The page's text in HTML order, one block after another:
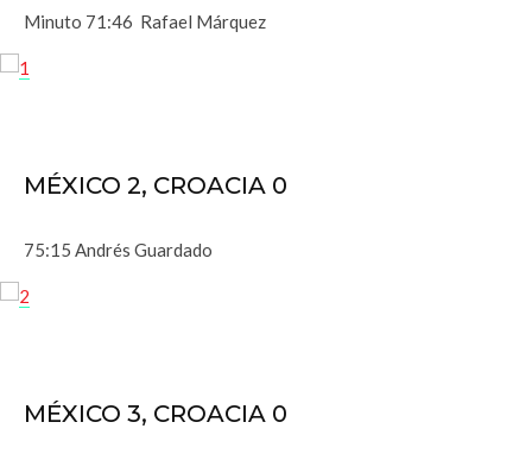
Minuto 71:46 Rafael Márquez
MÉXICO 2, CROACIA 0
75:15 Andrés Guardado
MÉXICO 3, CROACIA 0